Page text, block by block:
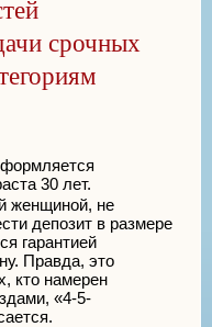
срочных
30 лет.
женщиной, не
депозит в размере
гарантией
Правда, это
кто намерен
«4-5-